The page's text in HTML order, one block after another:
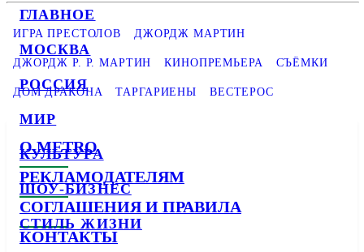
ГЛАВНОЕ
МОСКВА
РОССИЯ
МИР
КУЛЬТУРА
ШОУ-БИЗНЕС
СТИЛЬ ЖИЗНИ
ИГРА ПРЕСТОЛОВ ДЖОРДЖ МАРТИН
ДЖОРДЖ Р. Р. МАРТИН КИНОПРЕМЬЕРА СЪЁМКИ
ДОМ ДРАКОНА ТАРГАРИЕНЫ ВЕСТЕРОС
О METRO
РЕКЛАМОДАТЕЛЯМ
СОГЛАШЕНИЯ И ПРАВИЛА
КОНТАКТЫ